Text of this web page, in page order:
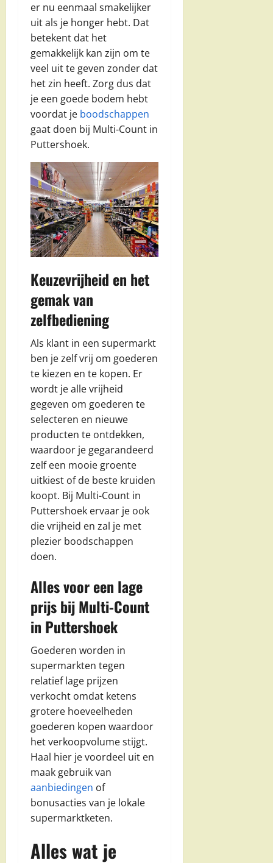
er nu eenmaal smakelijker
uit als je honger hebt. Dat
betekent dat het
gemakkelijk kan zijn om te
veel uit te geven zonder dat
het zin heeft. Zorg dus dat
je een goede bodem hebt
voordat je boodschappen
gaat doen bij Multi-Count in
Puttershoek.
Keuzevrijheid en het
gemak van
zelfbediening
Als klant in een supermarkt
ben je zelf vrij om goederen
te kiezen en te kopen. Er
wordt je alle vrijheid
gegeven om goederen te
selecteren en nieuwe
producten te ontdekken,
waardoor je gegarandeerd
zelf een mooie groente
uitkiest of de beste kruiden
koopt. Bij Multi-Count in
Puttershoek ervaar je ook
die vrijheid en zal je met
plezier boodschappen
doen.
Alles voor een lage
prijs bij Multi-Count
in Puttershoek
Goederen worden in
supermarkten tegen
relatief lage prijzen
verkocht omdat ketens
grotere hoeveelheden
goederen kopen waardoor
het verkoopvolume stijgt.
Haal hier je voordeel uit en
maak gebruik van
aanbiedingen of
bonusacties van je lokale
supermarktketen.
Alles wat je